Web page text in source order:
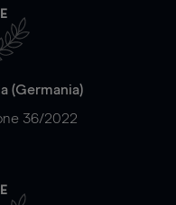
(Germania)
36/2022